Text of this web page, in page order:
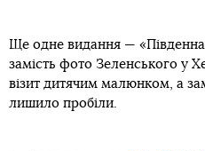
Ще одне видання —
замість фото Зеленського у
візит дитячим малюнком, а
лишило пробіли.